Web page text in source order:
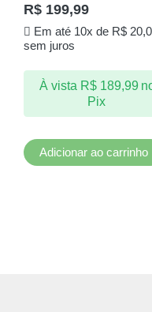
R$ 199,99
Em até 10x de R$
sem juros
À vista R$189,99
Pix
Adicionar ao carrinho